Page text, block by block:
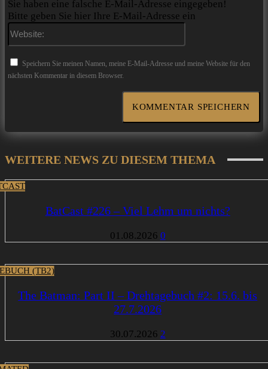
Sie haben eine falsche E-Mail-Adresse eingegeben!
Bitte geben Sie hier Ihre E-Mail-Adresse ein
Speichern Sie meinen Namen, meine E-Mail-Adresse und meine Website für den
nächsten Kommentar in diesem Browser.
WEITERE NEWS ZU DIESEM THEMA
BatCast #226 – Viel Lehm um nichts?
01.08.2026 0
(TB2)
The Batman: Part II – Drehtagebuch #2: 15.6. bis
27.7.2026
30.07.2026 2